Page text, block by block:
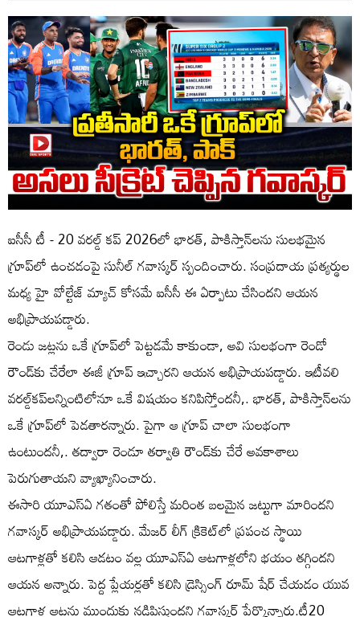
ఐసీసీ టీ - 20 వరల్డ్‌ కప్‌ 2026లో భారత్, పాకిస్తాన్‌లను సులభమైన
గ్రూప్‌లో ఉంచడంపై సునీల్ గవాస్కర్ స్పందించారు. సంప్రదాయ ప్రత్యర్థుల
మధ్య హై వోల్టేజ్ మ్యాచ్ కోసమే ఐసీసీ ఈ ఏర్పాటు చేసిందని ఆయన
అభిప్రాయపడ్డారు.
రెండు జట్లను ఒకే గ్రూప్‌లో పెట్టడమే కాకుండా, అవి సులభంగా రెండో
రౌండ్‌కు చేరేలా ఈజీ గ్రూప్ ఇచ్చారని ఆయన అభిప్రాయపడ్డారు. ఇటీవలి
వరల్డ్‌కప్‌లన్నింటిలోనూ ఒకే విషయం కనిపిస్తోందనీ,. భారత్, పాకిస్తాన్‌లను
ఒకే గ్రూప్‌లో పెడతారన్నారు. పైగా ఆ గ్రూప్ చాలా సులభంగా
ఉంటుందనీ,. తద్వారా రెండూ తర్వాతి రౌండ్‌కు చేరే అవకాశాలు
పెరుగుతాయని వ్యాఖ్యానించారు.
ఈసారి యూఎస్ఏ గతంతో పోలిస్తే మరింత బలమైన జట్టుగా మారిందని
గవాస్కర్ అభిప్రాయపడ్డారు. మేజర్ లీగ్ క్రికెట్‌లో ప్రపంచ స్థాయి
ఆటగాళ్లతో కలిసి ఆడటం వల్ల యూఎస్ఏ ఆటగాళ్లలోని భయం తగ్గిందని
ఆయన అన్నారు. పెద్ద ప్లేయర్లతో కలిసి డ్రెస్సింగ్ రూమ్ షేర్ చేయడం యువ
ఆటగాళ్ల ఆటను ముందుకు నడిపిస్తుందని గవాస్కర్ పేర్కొన్నారు.టీ20